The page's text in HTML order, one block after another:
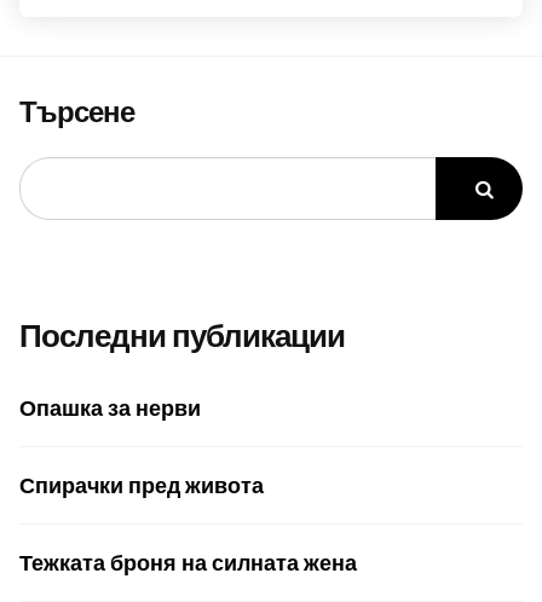
Търсене
Последни публикации
Опашка за нерви
Спирачки пред живота
Тежката броня на силната жена